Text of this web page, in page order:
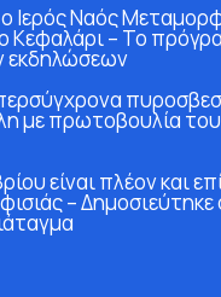
ο Ιερός Ναός
Κεφαλάρι – Το
εκδηλώσεων
με πρωτοβουλία
είναι πλέον και
–